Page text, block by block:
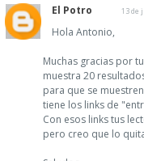
El Potro 13 de
Hola Antonio,
Muchas gracias por
muestra 20
para que se
tiene los links de
Con esos links tus
pero creo que lo